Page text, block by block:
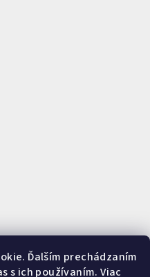
Ďalším prechádzaním
s ich používaním. Viac
Presné rezanie PVC, SPC,